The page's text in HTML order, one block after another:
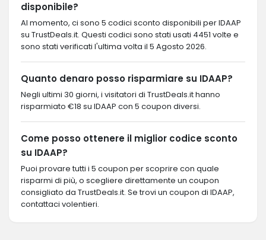
disponibile?
Al momento, ci sono 5 codici sconto disponibili per IDAAP
su TrustDeals.it. Questi codici sono stati usati 4451 volte e
sono stati verificati l'ultima volta il 5 Agosto 2026.
Quanto denaro posso risparmiare su IDAAP?
Negli ultimi 30 giorni, i visitatori di TrustDeals.it hanno
risparmiato €18 su IDAAP con 5 coupon diversi.
Come posso ottenere il miglior codice sconto
su IDAAP?
Puoi provare tutti i 5 coupon per scoprire con quale
risparmi di più, o scegliere direttamente un coupon
consigliato da TrustDeals.it. Se trovi un coupon di IDAAP,
contattaci volentieri.